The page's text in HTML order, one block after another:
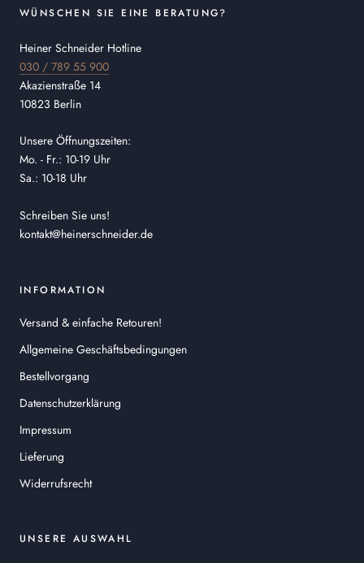
WÜNSCHEN SIE EINE BERATUNG?
Heiner Schneider Hotline
030 / 789 55 900
Akazienstraße 14
10823 Berlin
Unsere Öffnungszeiten:
Mo. - Fr.: 10-19 Uhr
Sa.: 10-18 Uhr
Schreiben Sie uns!
kontakt@heinerschneider.de
INFORMATION
Versand & einfache Retouren!
Allgemeine Geschäftsbedingungen
Bestellvorgang
Datenschutzerklärung
Impressum
Lieferung
Widerrufsrecht
UNSERE AUSWAHL